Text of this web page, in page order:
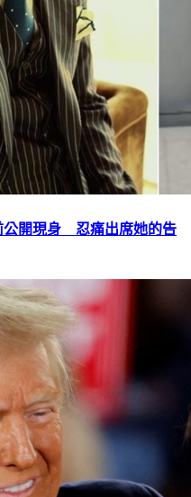
公開現身 忍痛出席她的告